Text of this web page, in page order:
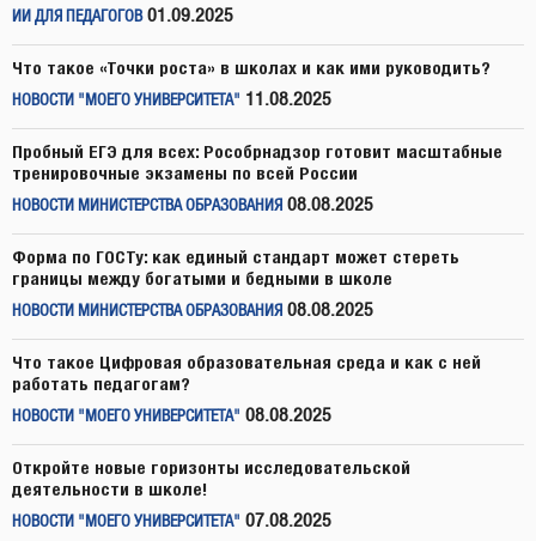
ИИ ДЛЯ ПЕДАГОГОВ 01.09.2025
Что такое «Точки роста» в школах и как ими руководить?
НОВОСТИ "МОЕГО УНИВЕРСИТЕТА" 11.08.2025
Пробный ЕГЭ для всех: Рособрнадзор готовит масштабные
тренировочные экзамены по всей России
НОВОСТИ МИНИСТЕРСТВА ОБРАЗОВАНИЯ 08.08.2025
Форма по ГОСТу: как единый стандарт может стереть
границы между богатыми и бедными в школе
НОВОСТИ МИНИСТЕРСТВА ОБРАЗОВАНИЯ 08.08.2025
Что такое Цифровая образовательная среда и как с ней
работать педагогам?
НОВОСТИ "МОЕГО УНИВЕРСИТЕТА" 08.08.2025
Откройте новые горизонты исследовательской
деятельности в школе!
НОВОСТИ "МОЕГО УНИВЕРСИТЕТА" 07.08.2025